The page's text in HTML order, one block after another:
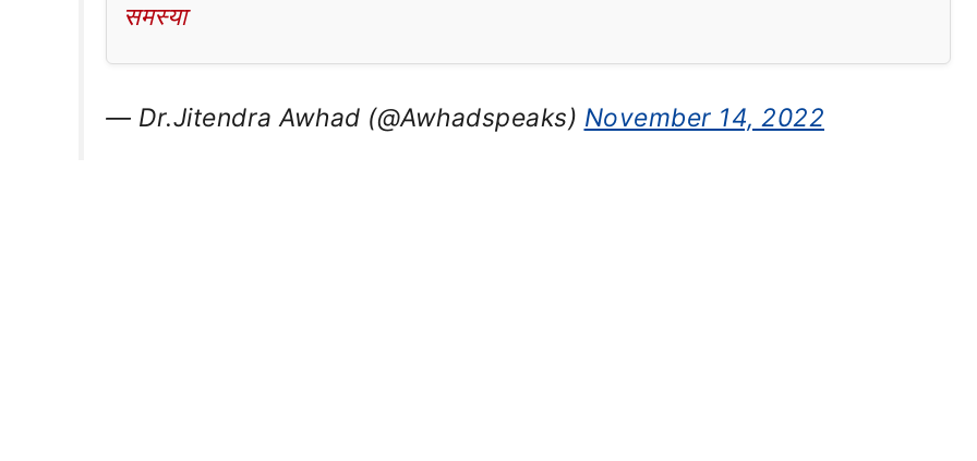
समस्या
— Dr.Jitendra Awhad (@Awhadspeaks) November 14, 2022